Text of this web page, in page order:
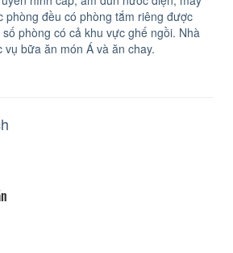
phòng đều có phòng tắm riêng được
phòng có cả khu vực ghế ngồi. Nhà
vụ bữa ăn món Á và ăn chay.